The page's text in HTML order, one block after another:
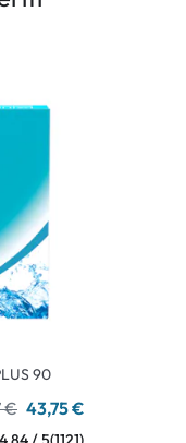
90
€ 43,75 €